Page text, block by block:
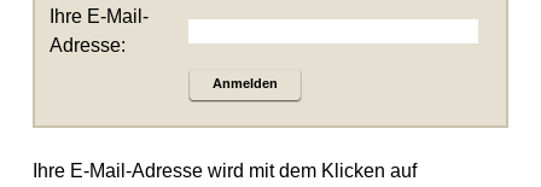
Ihre E-Mail-
Adresse:
Anmelden
Ihre E-Mail-Adresse wird mit dem Klicken auf